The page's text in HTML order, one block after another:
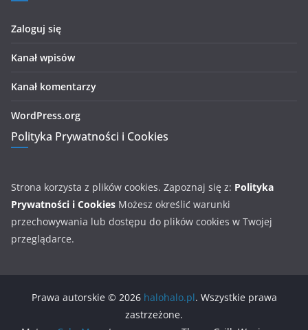
Zaloguj się
Kanał wpisów
Kanał komentarzy
WordPress.org
Polityka Prywatności i Cookies
Strona korzysta z plików cookies. Zapoznaj się z: Polityka
Prywatności i Cookies Możesz określić warunki
przechowywania lub dostępu do plików cookies w Twojej
przeglądarce.
Prawa autorskie © 2026 halohalo.pl. Wszystkie prawa
zastrzeżone.